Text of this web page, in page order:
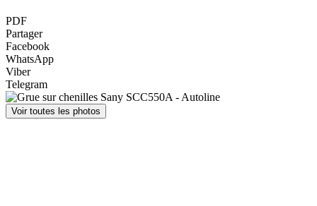
PDF
Partager
Facebook
WhatsApp
Viber
Telegram
Voir toutes les photos